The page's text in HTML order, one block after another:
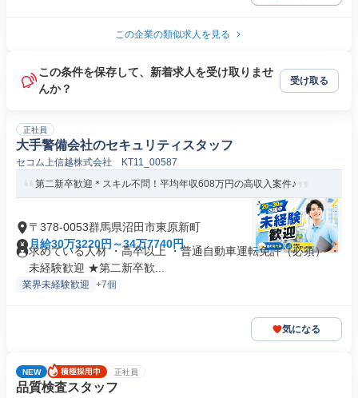
この企業の類似求人を見る
この条件を保存して、新着求人を受け取りませ
んか？
受け取る
正社員
大手警備会社のセキュリティスタッフ
セコム上信越株式会社 KT11_00587
第二新卒歓迎＊スキル不問！平均年収608万円の高収入案件♪
〒378-0053群馬県沼田市東原新町
月給30万3220円～34万7740円
求めている人材 ・高卒以上 ・普通自動車運転免許（必須） ・
未経験歓迎 ★第二新卒歓...
業界未経験歓迎 +7個
気になる
NEW 正社員
品質検査スタッフ